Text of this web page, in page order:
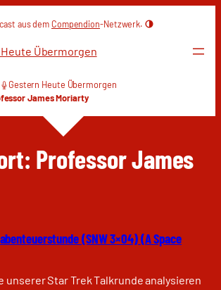
aus dem Compendion-Netzwerk.
Übermorgen
Gestern Heute Übermorgen
James Moriarty
Professor James
(SNW 3×04) (A Space
unserer Star Trek Talkrunde analysieren